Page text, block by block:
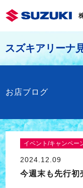
スズキアリーナ
お店ブログ
イベント/キャンペー
2024.12.09
今週末も先行初